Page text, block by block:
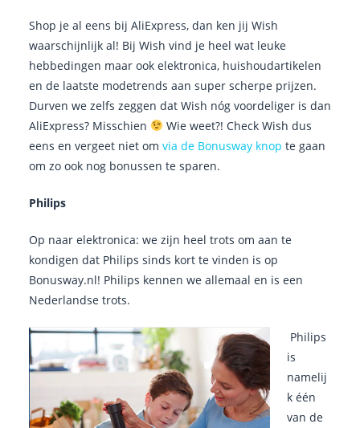
Shop je al eens bij AliExpress, dan ken jij Wish
waarschijnlijk al! Bij Wish vind je heel wat leuke
hebbedingen maar ook elektronica, huishoudartikelen
en de laatste modetrends aan super scherpe prijzen.
Durven we zelfs zeggen dat Wish nóg voordeliger is dan
AliExpress? Misschien
Wie weet?! Check Wish dus
eens en vergeet niet om via de Bonusway knop te gaan
om zo ook nog bonussen te sparen.
Philips
Op naar elektronica: we zijn heel trots om aan te
kondigen dat Philips sinds kort te vinden is op
Bonusway.nl! Philips kennen we allemaal en is een
Nederlandse trots.
Philips
is
namelij
k één
van de